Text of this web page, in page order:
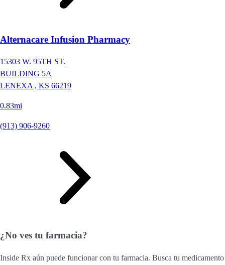
Alternacare Infusion Pharmacy
15303 W. 95TH ST.
BUILDING 5A
LENEXA , KS 66219
0.83mi
(913) 906-9260
¿No ves tu farmacia?
Inside Rx aún puede funcionar con tu farmacia. Busca tu medicamento